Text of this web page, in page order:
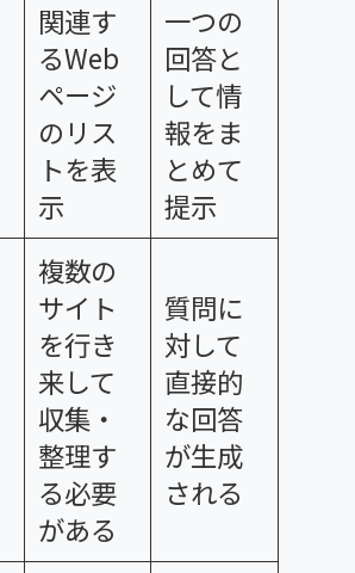
関連す
るWeb
ページ
のリス
トを表
示
一つの
回答と
して情
報をま
とめて
提示
複数の
サイト
を行き
来して
収集・
整理す
る必要
がある
質問に
対して
直接的
な回答
が生成
される